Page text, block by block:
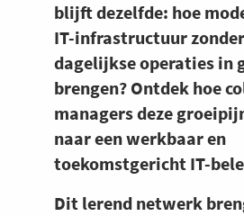
blijft dezelfde: hoe
IT-infrastructuur
dagelijkse operaties in
brengen? Ontdek hoe
managers deze
naar een werkbaar en
toekomstgericht IT-
Dit lerend netwerk